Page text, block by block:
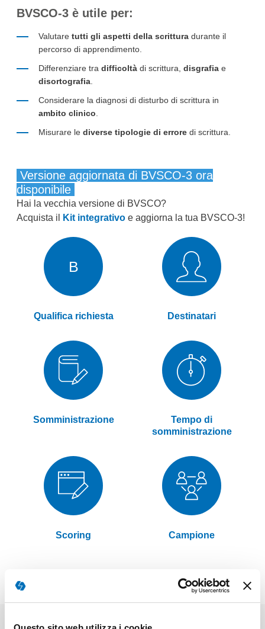
BVSCO-3è utile per:
Valutare tutti gli aspetti della scritturadurante il
percorso di apprendimento.
Differenziare tra difficoltàdi scrittura, disgrafiae
disortografia.
Considerare la diagnosi di disturbo di scrittura in
ambito clinico
Misurare le diverse tipologie di erroredi scrittura.
Versione aggiornata di BVSCO-3 ora
disponibile
Hai la vecchia versione di BVSCO?
Acquista il
Kit integrativoe aggiorna la tua BVSCO-3!
B
Qualifica richiesta Destinatari
Somministrazione
Tempo di
somministrazione
Scoring Campione